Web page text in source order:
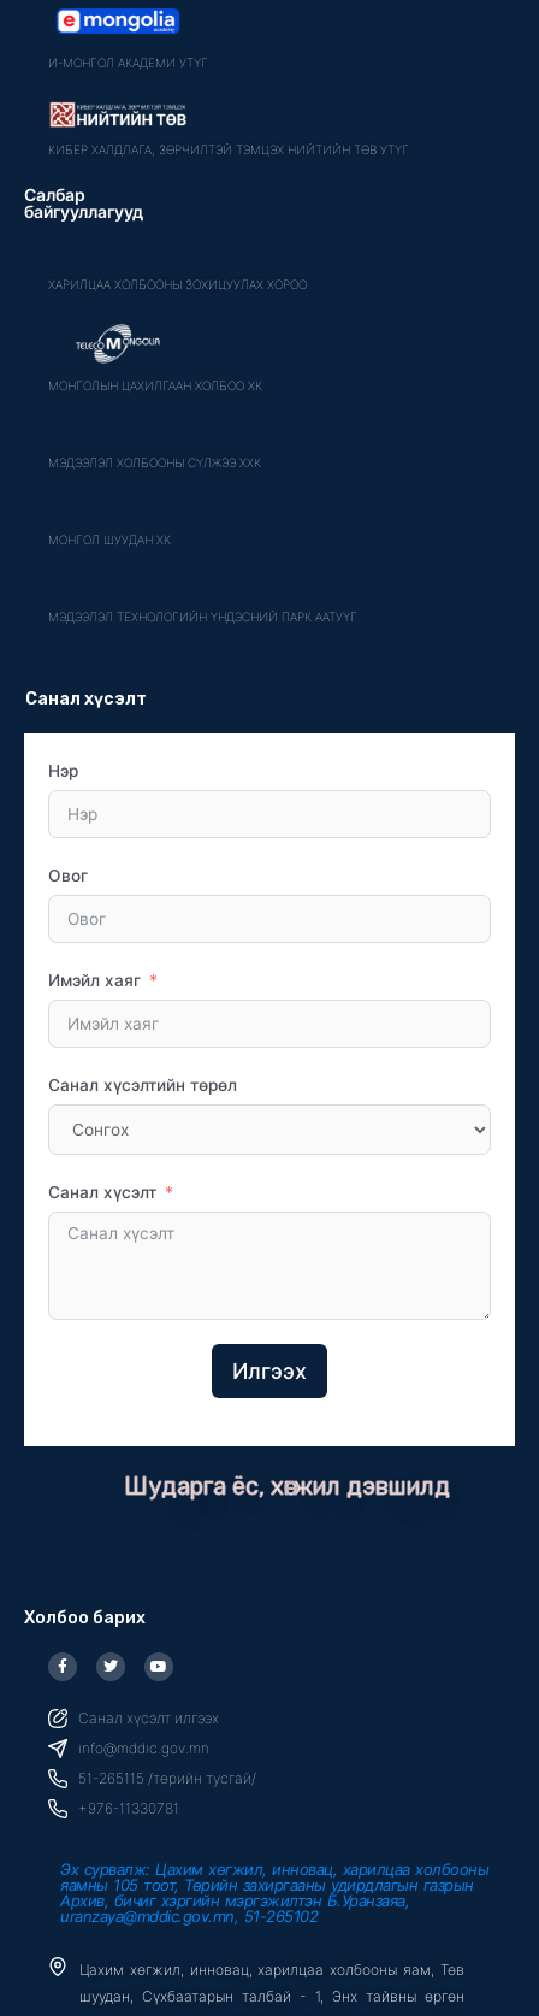
И-МОНГОЛ АКАДЕМИ УТҮГ
КИБЕР ХАЛДЛАГА, ЗӨРЧИЛТЭЙ ТЭМЦЭХ НИЙТИЙН ТӨВ УТҮГ
Салбар
байгууллагууд
ХАРИЛЦАА ХОЛБООНЫ ЗОХИЦУУЛАХ ХОРОО
МОНГОЛЫН ЦАХИЛГААН ХОЛБОО ХК
МЭДЭЭЛЭЛ ХОЛБООНЫ СҮЛЖЭЭ ХХК
МОНГОЛ ШУУДАН ХК
МЭДЭЭЛЭЛ ТЕХНОЛОГИЙН ҮНДЭСНИЙ ПАРК ААТУҮГ
Санал хүсэлт
Нэр
Овог
Имэйл хаяг
Санал хүсэлтийн төрөл
Санал хүсэлт
Илгээх
Шударга ёс, хөгжил дэвшилд
Холбоо барих
F
a
c
b
o
o
k
f
T
w
i
t
e
r
Y
o
u
u
b
e
Санал хүсэлт илгээх
info@mddic.gov.mn
51-265115 /төрийн тусгай/
+976-11330781
Эх сурвалж: Цахим хөгжил, инновац, харилцаа холбооны
яамны 105 тоот, Төрийн захиргааны удирдлагын газрын
Архив, бичиг хэргийн мэргэжилтэн Б.Уранзаяа,
uranzaya@mddic.gov.mn, 51-265102
Цахим хөгжил, инновац, харилцаа холбооны яам, Төв
шуудан, Сүхбаатарын талбай - 1, Энх тайвны өргөн